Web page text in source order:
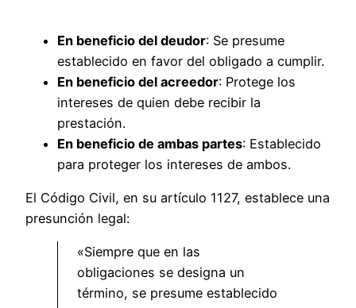
En beneficio del deudor: Se presume
establecido en favor del obligado a cumplir.
En beneficio del acreedor: Protege los
intereses de quien debe recibir la
prestación.
En beneficio de ambas partes: Establecido
para proteger los intereses de ambos.
El Código Civil, en su artículo 1127, establece una
presunción legal:
«Siempre que en las
obligaciones se designa un
término, se presume establecido